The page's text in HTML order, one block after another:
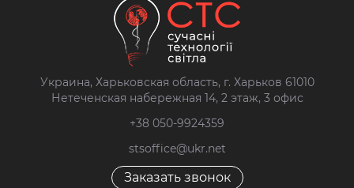
Украина, Харьковская область, г. Харьков 61010
Нетеченская набережная 14, 2 этаж, 3 офис
+38 050-9924359
stsoffice@ukr.net
Заказать звонок